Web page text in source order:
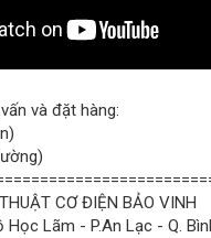
và đặt hàng:
CƠ ĐIỆN BẢO VINH
Lãm - P.An Lạc - Q.